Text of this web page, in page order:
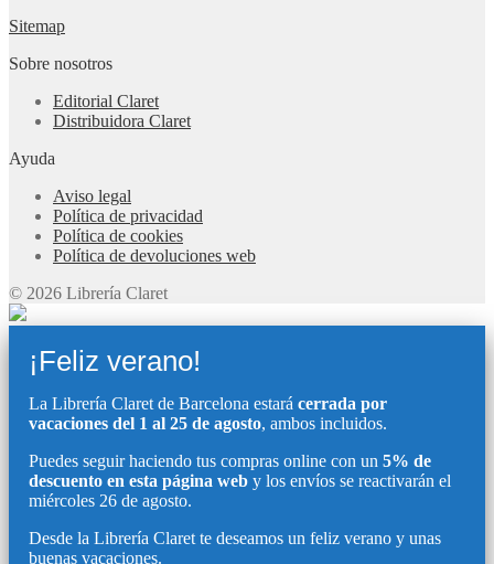
Sitemap
Sobre nosotros
Editorial Claret
Distribuidora Claret
Ayuda
Aviso legal
Política de privacidad
Política de cookies
Política de devoluciones web
© 2026 Librería Claret
¡Feliz verano!
La Librería Claret de Barcelona estará cerrada por
vacaciones del 1 al 25 de agosto, ambos incluidos.
Puedes seguir haciendo tus compras online con un 5% de
descuento en esta página web y los envíos se reactivarán el
miércoles 26 de agosto.
Desde la Librería Claret te deseamos un feliz verano y unas
buenas vacaciones.